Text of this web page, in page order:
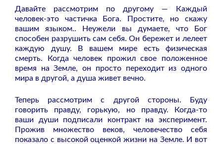
Давайте рассмотрим по другому — Каждый
человек-это частичка Бога. Простите, но скажу
вашим языком.. Неужели вы думаете, что Бог
способен разрушить сам себя. Он бережет и лелеет
каждую душу. В вашем мире есть физическая
смерть. Когда человек прожил свое положенное
время на Земле, он просто переходит из одного
мира в другой, а душа живет вечно.
Теперь рассмотрим с другой стороны. Буду
говорить правду, горькую, но правду. Когда-то
ваши души подписали контракт на эксперимент.
Прожив множество веков, человечество себя
показало с высокой оценкой жизни на Земле. И вот